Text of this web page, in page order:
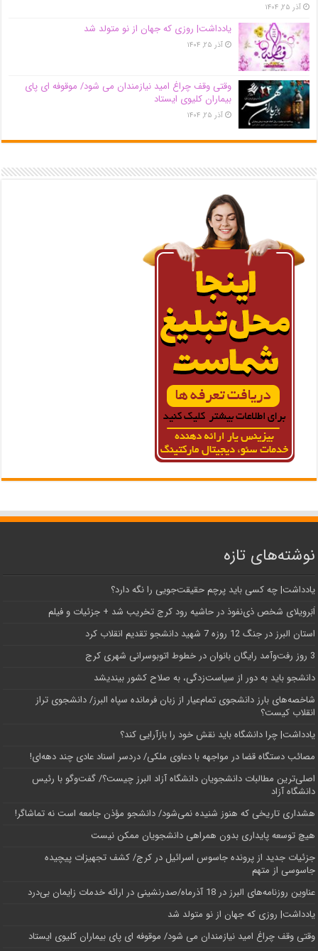
آذر ۲۵, ۱۴۰۴
یادداشت| روزی که جهان از نو متولد شد
آذر ۲۵, ۱۴۰۴
وقتی وقف چراغ امید نیازمندان می شود/ موقوفه ای پای
بیماران کلیوی ایستاد
آذر ۲۵, ۱۴۰۴
نوشته‌های تازه
یادداشت| ‌چه کسی باید پرچم حقیقت‌جویی را نگه دارد؟
اَبَر‌ویلای شخص ذی‌نفوذ در حاشیه‌ رود کرج تخریب شد + جزئیات و فیلم
استان البرز در جنگ 12 روزه 7 شهید دانشجو تقدیم انقلاب کرد
3 روز رفت‌وآمد رایگان بانوان در خطوط اتوبوسرانی شهری کرج
دانشجو باید به دور از سیاست‌زدگی، به صلاح کشور بیندیشد
شاخصه‌های بارز دانشجوی تمام‌عیار از زبان فرمانده سپاه البرز/ دانشجوی تراز
انقلاب کیست؟
یادداشت| چرا دانشگاه باید نقش خود را بازآرایی کند؟
مصائب دستگاه قضا در مواجهه با دعاوی ملکی/ دردسر اسناد عادی چند‌ دهه‌ای!
اصلی‌ترین مطالبات دانشجویان دانشگاه آزاد البرز چیست؟/ گفت‌وگو با رئیس
دانشگاه آز‌اد
هشداری تاریخی که هنوز شنیده نمی‌شود/ دانشجو مؤذن جامعه است نه تماشاگر!
هیچ توسعه پایداری بدون همراهی دانشجویان ممکن نیست
جزئیات جدید از پرونده جاسوس اسرائیل در کرج/‌ کشف تجهیزات پیچیده
جاسوسی از متهم
عناوین روزنامه‌های البرز در ‌18 آذرماه/صدرنشینی در ارائه خدمات زایمان بی‌درد
یادداشت| روزی که جهان از نو متولد شد
وقتی وقف چراغ امید نیازمندان می شود/ موقوفه ای پای بیماران کلیوی ایستاد